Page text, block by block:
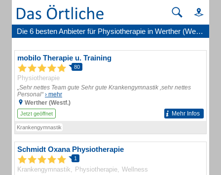
Die 6 besten Anbieter für Physiotherapie in Werther (Westf.)
mobilo Therapie u. Training
80
Physiotherapie
„Sehr nettes Team gute Sehr gute Krankengymnastik ,sehr nettes
Personal“› mehr
Werther (Westf.)
Jetzt geöffnet Mehr Infos
Krankengymnastik
Schmidt Oxana Physiotherapie
1
Krankengymnastik Physiotherapie Wellness